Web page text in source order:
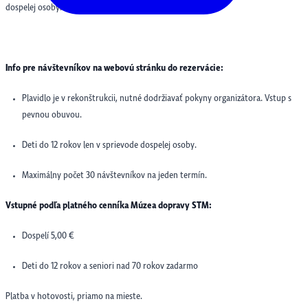
dospelej osoby.
Info pre návštevníkov na webovú stránku do rezervácie:
Plavidlo je v rekonštrukcii, nutné dodržiavať pokyny organizátora. Vstup s
pevnou obuvou.
Deti do 12 rokov len v sprievode dospelej osoby.
Maximálny počet 30 návštevníkov na jeden termín.
Vstupné podľa platného cenníka Múzea dopravy STM:
Dospelí 5,00 €
Deti do 12 rokov a seniori nad 70 rokov zadarmo
Platba v hotovosti, priamo na mieste.